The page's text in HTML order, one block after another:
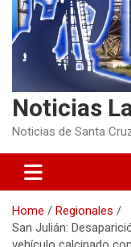
Noticias
Noticias de Santa
Home
Regionales
San Julián: